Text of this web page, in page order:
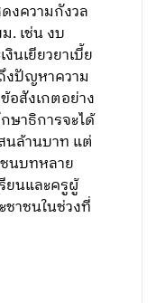
งความกังวล
. เช่น งบ
นเยียวยาเบี้ย
ปัญหาความ
อสังเกตอย่าง
ษาธิการจะได้
ล้านบาท แต่
นบทหลาย
ยนและครูผู้
ชาชนในช่วงที่